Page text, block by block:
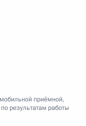
приёмной,
результатам работы